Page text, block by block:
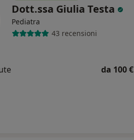
Dott.ssa Giulia Testa
Pediatra
43 recensioni
da 100 €